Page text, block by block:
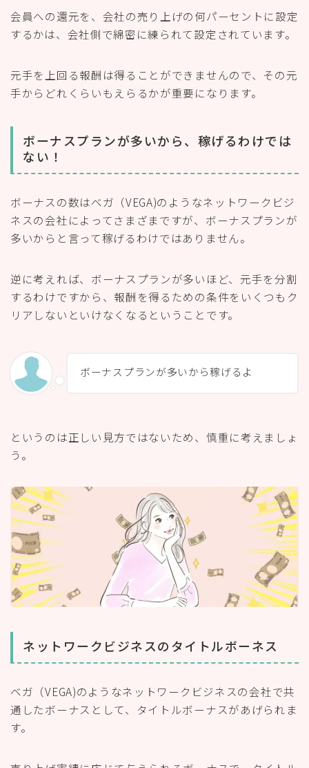
会員への還元を、会社の売り上げの何パーセントに設定
するかは、会社側で綿密に練られて設定されています。
元手を上回る報酬は得ることができませんので、その元
手からどれくらいもえらるかが重要になります。
ボーナスプランが多いから、稼げるわけでは
ない！
ボーナスの数はベガ（VEGA)のようなネットワークビジ
ネスの会社によってさまざまですが、ボーナスプランが
多いからと言って稼げるわけではありません。
逆に考えれば、ボーナスプランが多いほど、元手を分割
するわけですから、報酬を得るための条件をいくつもク
リアしないといけなくなるということです。
ボーナスプランが多いから稼げるよ
というのは正しい見方ではないため、慎重に考えましょ
う。
ネットワークビジネスのタイトルボーネス
ベガ（VEGA)のようなネットワークビジネスの会社で共
通したボーナスとして、タイトルボーナスがあげられま
す。